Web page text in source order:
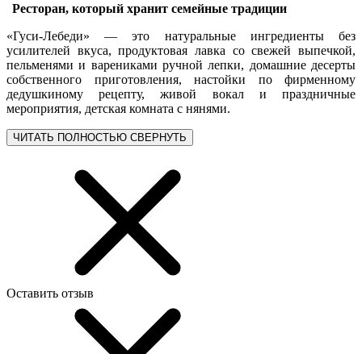
Ресторан, который хранит семейные традиции
«Гуси-Лебеди» — это натуральные ингредиенты без
усилителей вкуса, продуктовая лавка со свежей выпечкой,
пельменями и варениками ручной лепки, домашние десерты
собственного приготовления, настойки по фирменному
дедушкиному рецепту, живой вокал и праздничные
мероприятия, детская комната с нянями.
ЧИТАТЬ ПОЛНОСТЬЮ СВЕРНУТЬ
Оставить отзыв